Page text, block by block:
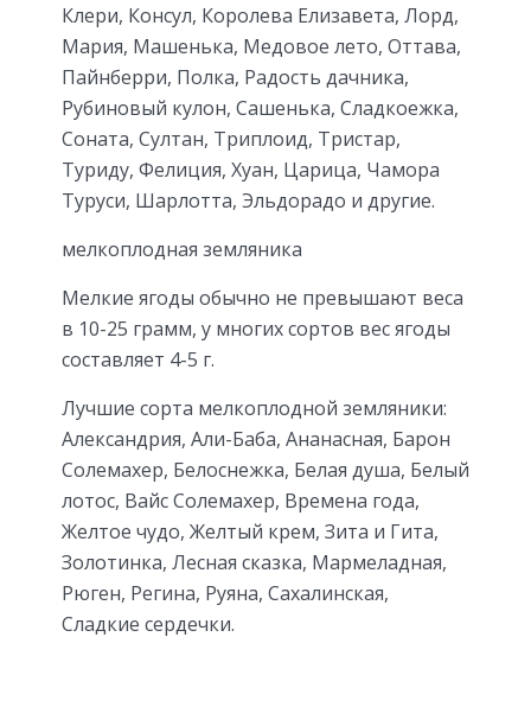
Клери, Консул, Королева Елизавета, Лорд,
Мария, Машенька, Медовое лето, Оттава,
Пайнберри, Полка, Радость дачника,
Рубиновый кулон, Сашенька, Сладкоежка,
Соната, Султан, Триплоид, Тристар,
Туриду, Фелиция, Хуан, Царица, Чамора
Туруси, Шарлотта, Эльдорадо и другие.
мелкоплодная земляника
Мелкие ягоды обычно не превышают веса
в 10-25 грамм, у многих сортов вес ягоды
составляет 4-5 г.
Лучшие сорта мелкоплодной земляники:
Александрия, Али-Баба, Ананасная, Барон
Солемахер, Белоснежка, Белая душа, Белый
лотос, Вайс Солемахер, Времена года,
Желтое чудо, Желтый крем, Зита и Гита,
Золотинка, Лесная сказка, Мармеладная,
Рюген, Регина, Руяна, Сахалинская,
Сладкие сердечки.